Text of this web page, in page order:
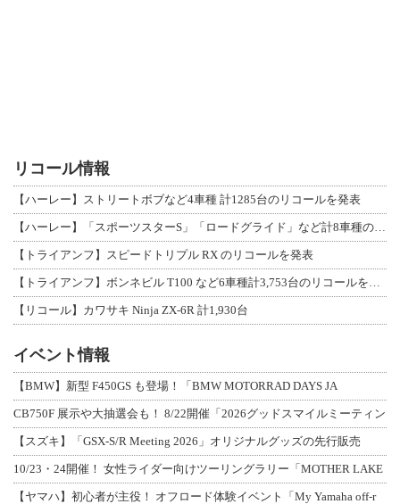
リコール情報
【ハーレー】ストリートボブなど4車種 計1285台のリコールを発表
【トライアンフ】スピードトリプル RX のリコールを発表
【リコール】カワサキ Ninja ZX-6R 計1,930台
イベント情報
【BMW】新型 F450GS も登場！「BMW MOTORRAD DAYS JA
CB750F 展示や大抽選会も！ 8/22開催「2026グッドスマイルミーティン
【スズキ】「GSX-S/R Meeting 2026」オリジナルグッズの先行販売
10/23・24開催！ 女性ライダー向けツーリングラリー「MOTHER LAKE
【ヤマハ】初心者が主役！ オフロード体験イベント「My Yamaha off-r